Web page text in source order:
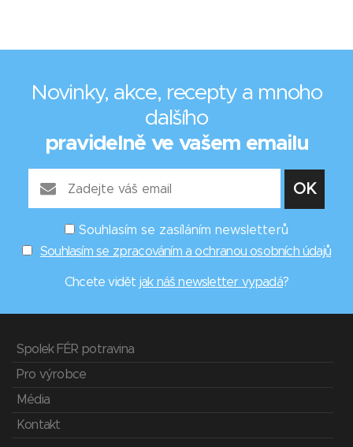
Novinky, akce, recepty a mnoho
dalšího
pravidelně ve vašem emailu
Souhlasím se zasíláním newsletterů
Souhlasím se zpracováním a ochranou osobních údajů
Chcete vidět jak náš newsletter vypadá?
Spolek FÉR potravina
Pro výrobce
Média
Kontakt